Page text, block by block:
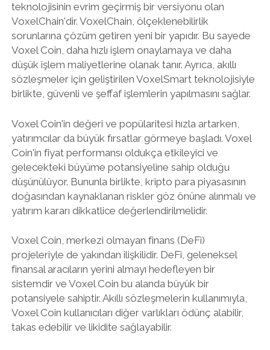
teknolojisinin evrim geçirmiş bir versiyonu olan
VoxelChain'dir. VoxelChain, ölçeklenebilirlik
sorunlarına çözüm getiren yeni bir yapıdır. Bu sayede
Voxel Coin, daha hızlı işlem onaylamaya ve daha
düşük işlem maliyetlerine olanak tanır. Ayrıca, akıllı
sözleşmeler için geliştirilen VoxelSmart teknolojisiyle
birlikte, güvenli ve şeffaf işlemlerin yapılmasını sağlar.
Voxel Coin'in değeri ve popülaritesi hızla artarken,
yatırımcılar da büyük fırsatlar görmeye başladı. Voxel
Coin'in fiyat performansı oldukça etkileyici ve
gelecekteki büyüme potansiyeline sahip olduğu
düşünülüyor. Bununla birlikte, kripto para piyasasının
doğasından kaynaklanan riskler göz önüne alınmalı ve
yatırım kararı dikkatlice değerlendirilmelidir.
Voxel Coin, merkezi olmayan finans (DeFi)
projeleriyle de yakından ilişkilidir. DeFi, geleneksel
finansal aracıların yerini almayı hedefleyen bir
sistemdir ve Voxel Coin bu alanda büyük bir
potansiyele sahiptir. Akıllı sözleşmelerin kullanımıyla,
Voxel Coin kullanıcıları diğer varlıkları ödünç alabilir,
takas edebilir ve likidite sağlayabilir.